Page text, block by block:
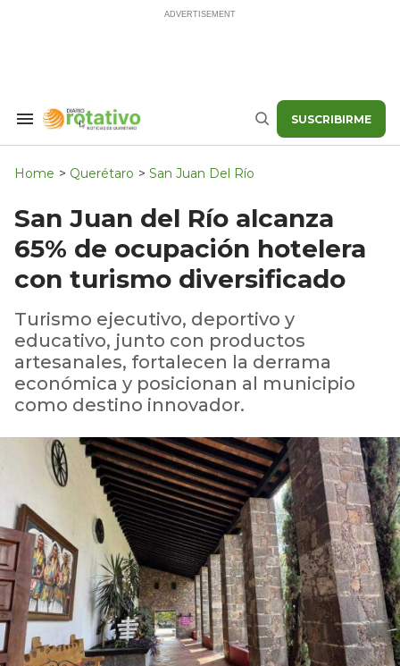
Search
Navigation
Buscar SUSCRIBIRME
Home > Querétaro > San Juan Del Río
San Juan del Río alcanza
65% de ocupación hotelera
con turismo diversificado
Turismo ejecutivo, deportivo y
educativo, junto con productos
artesanales, fortalecen la derrama
económica y posicionan al municipio
como destino innovador.